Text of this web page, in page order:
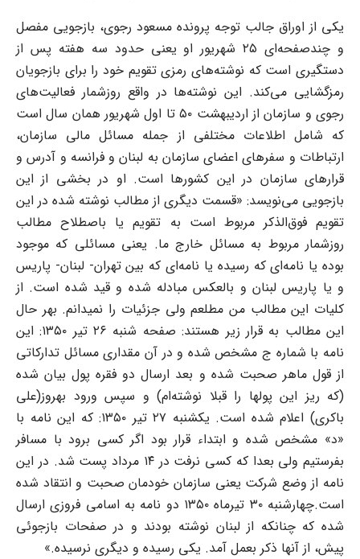
یکی از اوراق جالب توجه پرونده مسعود رجوی، بازجویی مفصل
و چندصفحه‌ای ۲۵ شهریور او یعنی حدود سه هفته پس از
دستگیری است که نوشته‌های رمزی تقویم خود را برای بازجویان
رمزگشایی می‌کند. این نوشته‌ها در واقع روزشمار فعالیت‌های
رجوی و سازمان از اردیبهشت ۵۰ تا اول شهریور همان سال است
که شامل اطلاعات مختلفی از جمله مسائل مالی سازمان،
ارتباطات و سفرهای اعضای سازمان به لبنان و فرانسه و آدرس و
قرارهای سازمان در این کشورها است. او در بخشی از این
بازجویی می‌نویسد: «قسمت دیگری از مطالب نوشته شده در این
تقویم فوق‌الذکر مربوط است به تقویم یا باصطلاح مطالب
روزشمار مربوط به مسائل خارج ما. یعنی مسائلی که موجود
بوده یا نامه‌ای که رسیده یا نامه‌ای که بین تهران- لبنان- پاریس
و یا پاریس لبنان و بالعکس مبادله شده و قید شده است. از
کلیات این مطالب من مطلعم ولی جزئیات را نمیدانم. بهر حال
این مطالب به قرار زیر هستند: صفحه شنبه ۲۶ تیر ۱۳۵۰: این
نامه با شماره ج مشخص شده و در آن مقداری مسائل تدارکاتی
از قول ماهر صحبت شده و بعد ارسال دو فقره پول بیان شده
(که ریز این پولها را قبلا نوشته‌ام) و سپس ورود بهروز(علی
باکری) اعلام شده است. یکشنبه ۲۷ تیر ۱۳۵۰: که این نامه با
«د» مشخص شده و ابتداء قرار بود اگر کسی برود با مسافر
بفرستیم ولی بعدا که کسی نرفت در ۱۴ مرداد پست شد. در این
نامه از وضع شرکت یعنی سازمان خودمان صحبت و انتقاد شده
است.چهارشنبه ۳۰ تیرماه ۱۳۵۰ دو نامه به اسامی فروزی ارسال
شده که چنانکه از لبنان نوشته بودند و در صفحات بازجوئی
پیش، از آنها ذکر بعمل آمد. یکی رسیده و دیگری نرسیده.»